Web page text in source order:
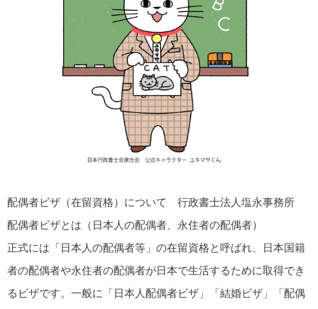
配偶者ビザ（在留資格）について 行政書士法人塩永事務所
配偶者ビザとは（日本人の配偶者、永住者の配偶者）
正式には「日本人の配偶者等」の在留資格と呼ばれ、日本国籍
者の配偶者や永住者の配偶者が日本で生活するために取得でき
るビザです。一般に「日本人配偶者ビザ」「結婚ビザ」「配偶